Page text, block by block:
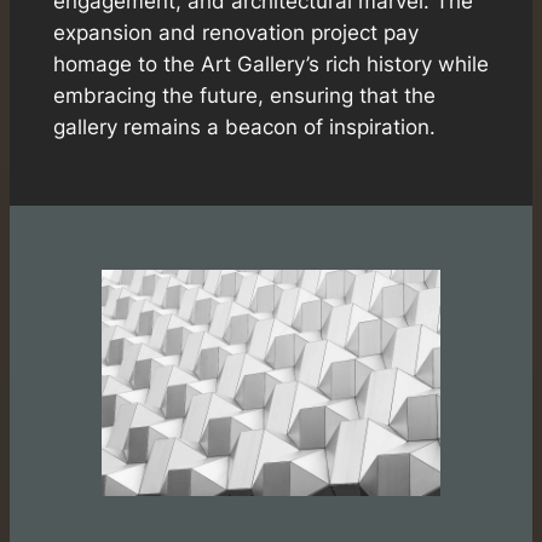
expansion and renovation project pay
homage to the Art Gallery’s rich history while
embracing the future, ensuring that the
gallery remains a beacon of inspiration.